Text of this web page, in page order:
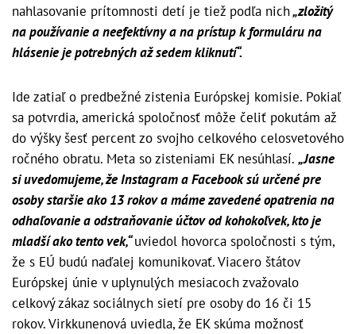
nahlasovanie prítomnosti detí je tiež podľa nich„zložitý
na používanie a neefektívny a na prístup k formuláru na
hlásenie je potrebných až sedem kliknutí“.
Ide zatiaľ o predbežné zistenia Európskej komisie. Pokiaľ
sa potvrdia, americká spoločnosť môže čeliť pokutám až
do výšky šesť percent zo svojho celkového celosvetového
ročného obratu. Meta so zisteniami EK nesúhlasí. „Jasne
si uvedomujeme, že Instagram a Facebook sú určené pre
osoby staršie ako 13 rokov a máme zavedené opatrenia na
odhaľovanie a odstraňovanie účtov od kohokoľvek, kto je
mladší ako tento vek,“uviedol hovorca spoločnosti s tým,
že s EÚ budú naďalej komunikovať. Viacero štátov
Európskej únie v uplynulých mesiacoch zvažovalo
celkový zákaz sociálnych sietí pre osoby do 16 či 15
rokov. Virkkunenová uviedla, že EK skúma možnosť